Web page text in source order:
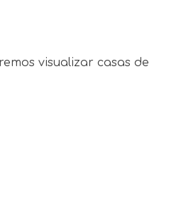
visualizar casas de